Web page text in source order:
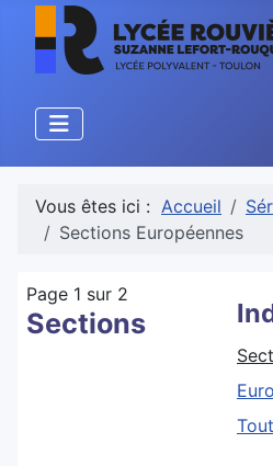
Vous êtes ici : Accueil
Sections Européennes
Page 1 sur 2
Sections